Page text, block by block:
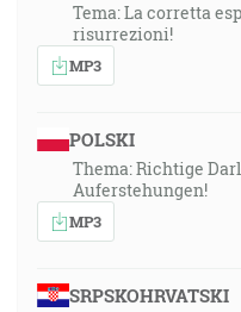
Tema: La corretta
risurrezioni!
MP3
POLSKI
Thema: Richtige
Auferstehungen!
MP3
SRPSKOHRVATSKI